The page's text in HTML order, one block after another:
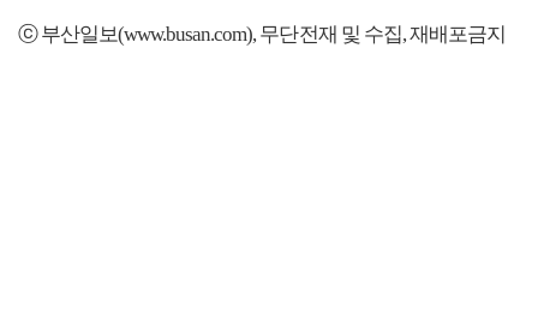
ⓒ 부산일보(www.busan.com), 무단전재 및 수집, 재배포금지